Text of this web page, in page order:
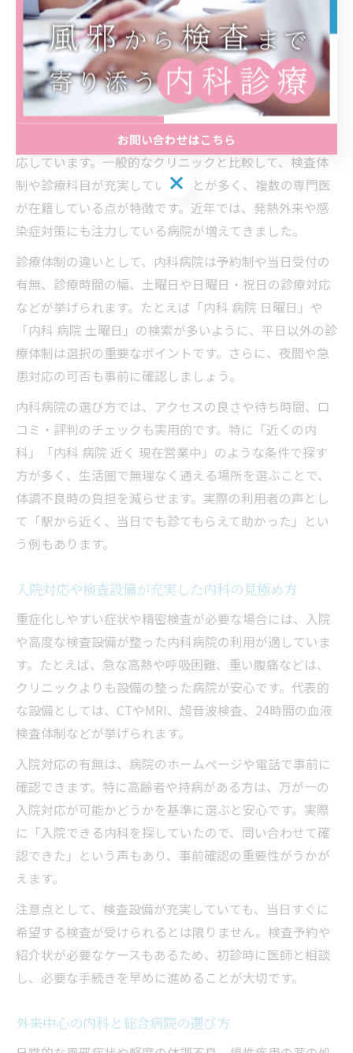
断術
内科病院の特徴と診療体制を徹底比較
内科病院は、発熱や咳、腹痛といった日常的な体調不良
から、生活習慣病、慢性疾患の管理まで幅広い症状に対
応しています。一般的なクリニックと比較して、検査体
制や診療科目が充実していることが多く、複数の専門医
が在籍している点が特徴です。近年では、発熱外来や感
染症対策にも注力している病院が増えてきました。
診療体制の違いとして、内科病院は予約制や当日受付の
有無、診療時間の幅、土曜日や日曜日・祝日の診療対応
などが挙げられます。たとえば「内科 病院 日曜日」や
「内科 病院 土曜日」の検索が多いように、平日以外の診
療体制は選択の重要なポイントです。さらに、夜間や急
患対応の可否も事前に確認しましょう。
内科病院の選び方では、アクセスの良さや待ち時間、口
コミ・評判のチェックも実用的です。特に「近くの内
科」「内科 病院 近く 現在営業中」のような条件で探す
方が多く、生活圏で無理なく通える場所を選ぶことで、
体調不良時の負担を減らせます。実際の利用者の声とし
て「駅から近く、当日でも診てもらえて助かった」とい
う例もあります。
入院対応や検査設備が充実した内科の見極め方
重症化しやすい症状や精密検査が必要な場合には、入院
や高度な検査設備が整った内科病院の利用が適していま
す。たとえば、急な高熱や呼吸困難、重い腹痛などは、
クリニックよりも設備の整った病院が安心です。代表的
な設備としては、CTやMRI、超音波検査、24時間の血液
検査体制などが挙げられます。
入院対応の有無は、病院のホームページや電話で事前に
確認できます。特に高齢者や持病がある方は、万が一の
入院対応が可能かどうかを基準に選ぶと安心です。実際
に「入院できる内科を探していたので、問い合わせて確
認できた」という声もあり、事前確認の重要性がうかが
えます。
注意点として、検査設備が充実していても、当日すぐに
希望する検査が受けられるとは限りません。検査予約や
紹介状が必要なケースもあるため、初診時に医師と相談
し、必要な手続きを早めに進めることが大切です。
外来中心の内科と総合病院の選び方
お問い合わせはこちら